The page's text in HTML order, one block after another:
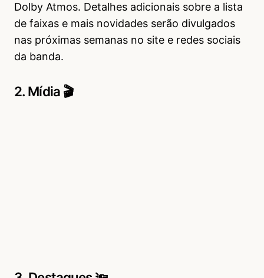
Dolby Atmos. Detalhes adicionais sobre a lista
de faixas e mais novidades serão divulgados
nas próximas semanas no site e redes sociais
da banda.
2. Mídia 🎬